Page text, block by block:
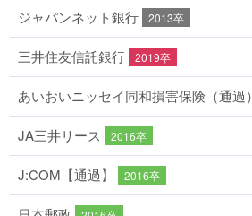
ジャパンネット銀行 2013卒
三井住友信託銀行 2019卒
あいおいニッセイ同和損害保険（通過）
JA三井リース 2016卒
J:COM【通過】 2016卒